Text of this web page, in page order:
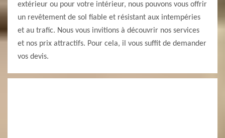
extérieur ou pour votre intérieur, nous pouvons vous offrir
un revêtement de sol fiable et résistant aux intempéries
et au trafic. Nous vous invitions à découvrir nos services
et nos prix attractifs. Pour cela, il vous suffit de demander
vos devis.